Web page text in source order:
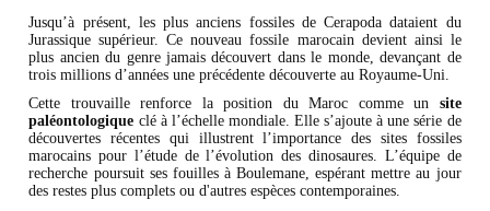
Jusqu’à présent, les plus anciens fossiles de Cerapoda dataient du
Jurassique supérieur. Ce nouveau fossile marocain devient ainsi le
plus ancien du genre jamais découvert dans le monde, devançant de
trois millions d’années une précédente découverte au Royaume-Uni.
Cette trouvaille renforce la position du Maroc comme un site
paléontologique clé à l’échelle mondiale. Elle s’ajoute à une série de
découvertes récentes qui illustrent l’importance des sites fossiles
marocains pour l’étude de l’évolution des dinosaures. L’équipe de
recherche poursuit ses fouilles à Boulemane, espérant mettre au jour
des restes plus complets ou d'autres espèces contemporaines.